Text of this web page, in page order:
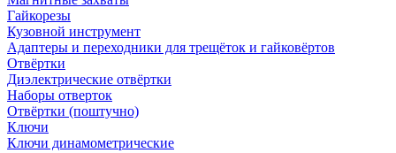
Гайкорезы
Кузовной инструмент
Адаптеры и переходники для трещёток и гайковёртов
Отвёртки
Диэлектрические отвёртки
Наборы отверток
Отвёртки (поштучно)
Ключи
Ключи динамометрические